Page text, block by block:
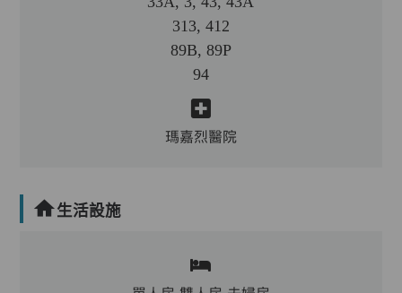
313, 412
89B, 89P
94
瑪嘉烈醫院
生活設施